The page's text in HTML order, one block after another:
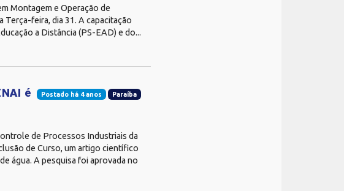
Montagem e Operação de
feira, dia 31. A capacitação
a Distância (PS-EAD) e do...
Postado há 4 anos Paraíba
é
de Processos Industriais da
de Curso, um artigo científico
água. A pesquisa foi aprovada no